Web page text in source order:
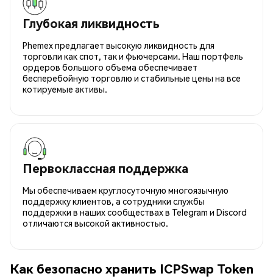
Глубокая ликвидность
Phemex предлагает высокую ликвидность для
торговли как спот, так и фьючерсами. Наш портфель
ордеров большого объема обеспечивает
бесперебойную торговлю и стабильные цены на все
котируемые активы.
Первоклассная поддержка
Мы обеспечиваем круглосуточную многоязычную
поддержку клиентов, а сотрудники службы
поддержки в наших сообществах в Telegram и Discord
отличаются высокой активностью.
Как безопасно хранить ICPSwap Token